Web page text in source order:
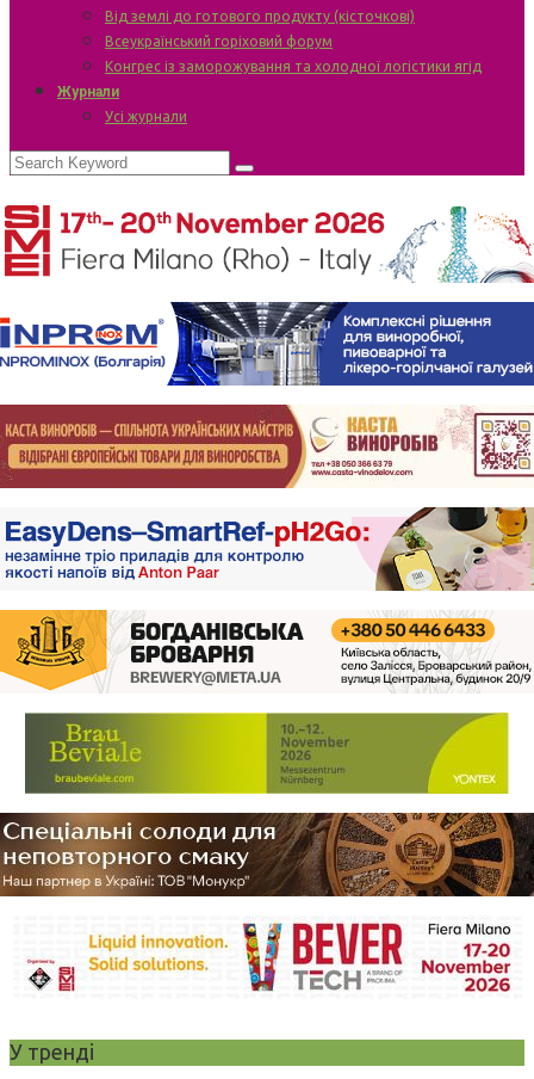
Від землі до готового продукту (кісточкові)
Всеукраїнський горіховий форум
Конгрес із заморожування та холодної логістики ягід
Журнали
Усі журнали
У тренді